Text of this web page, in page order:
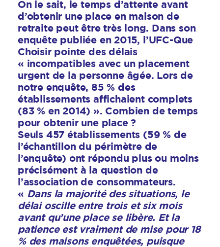
On le sait, le temps d’attente avant
d’obtenir une place en maison de
retraite peut être très long. Dans son
enquête publiée en 2015, l’UFC-Que
Choisir pointe des délais
« incompatibles avec un placement
urgent de la personne âgée. Lors de
notre enquête, 85 % des
établissements affichaient complets
(83 % en 2014) ». Combien de temps
pour obtenir une place ?
Seuls 457 établissements (59 % de
l’échantillon du périmètre de
l’enquête) ont répondu plus ou moins
précisément à la question de
l’association de consommateurs.
« Dans la majorité des situations, le
délai oscille entre trois et six mois
avant qu’une place se libère. Et la
patience est vraiment de mise pour 18
% des maisons enquêtées, puisque